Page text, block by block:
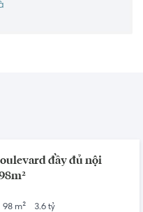
đầy đủ nội
98 m² 3.6 tỷ